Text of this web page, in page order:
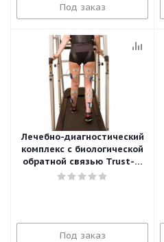
Под заказ
Лечебно-диагностический
комплекс с биологической
обратной связью Trust-M
для тренировки ходьбы
Под заказ